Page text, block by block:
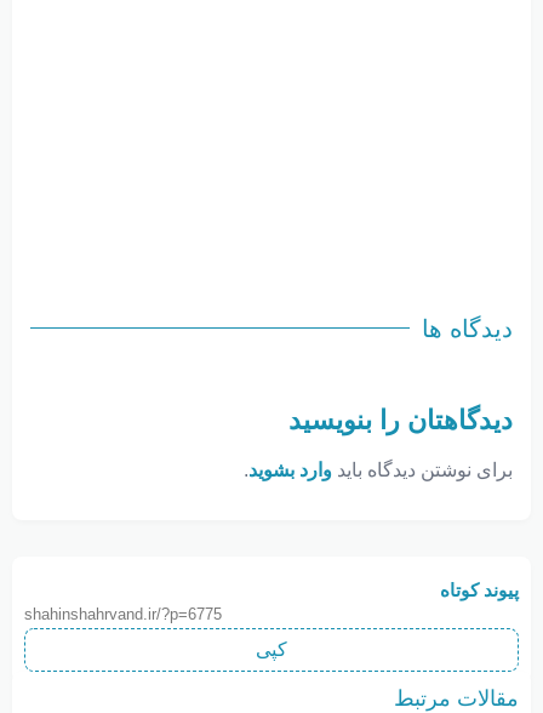
دیدگاه ها
دیدگاهتان را بنویسید
برای نوشتن دیدگاه باید وارد بشوید.
پیوند کوتاه
shahinshahrvand.ir/?p=6775
کپی
مقالات مرتبط